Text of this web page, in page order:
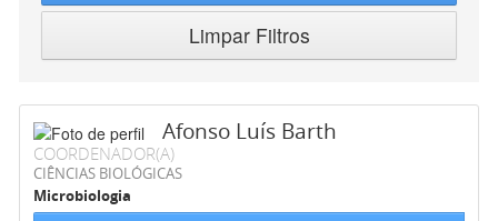
Limpar Filtros
Afonso Luís Barth
COORDENADOR(A)
CIÊNCIAS BIOLÓGICAS
Microbiologia